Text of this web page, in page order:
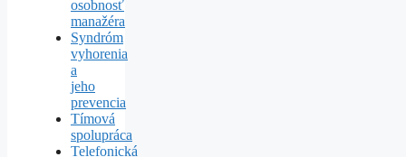
osobnosť
manažéra
Syndróm
vyhorenia
a
jeho
prevencia
Tímová
spolupráca
Telefonická